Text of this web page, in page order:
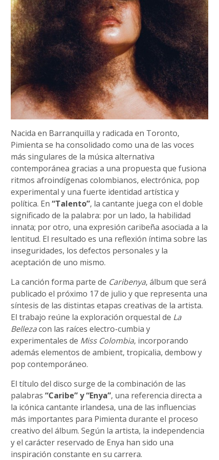
Nacida en Barranquilla y radicada en Toronto,
Pimienta se ha consolidado como una de las voces
más singulares de la música alternativa
contemporánea gracias a una propuesta que fusiona
ritmos afroindígenas colombianos, electrónica, pop
experimental y una fuerte identidad artística y
política. En“Talento”, la cantante juega con el doble
significado de la palabra: por un lado, la habilidad
innata; por otro, una expresión caribeña asociada a la
lentitud. El resultado es una reflexión íntima sobre las
inseguridades, los defectos personales y la
aceptación de uno mismo.
La canción forma parte de Caribenya, álbum que será
publicado el próximo 17 de julio y que representa una
síntesis de las distintas etapas creativas de la artista.
El trabajo reúne la exploración orquestal de La
Bellezacon las raíces electro-cumbia y
experimentales de Miss Colombia, incorporando
además elementos de ambient, tropicalia, dembow y
pop contemporáneo.
El título del disco surge de la combinación de las
palabras“Caribe” y “Enya”, una referencia directa a
la icónica cantante irlandesa, una de las influencias
más importantes para Pimienta durante el proceso
creativo del álbum. Según la artista, la independencia
y el carácter reservado de Enya han sido una
inspiración constante en su carrera.